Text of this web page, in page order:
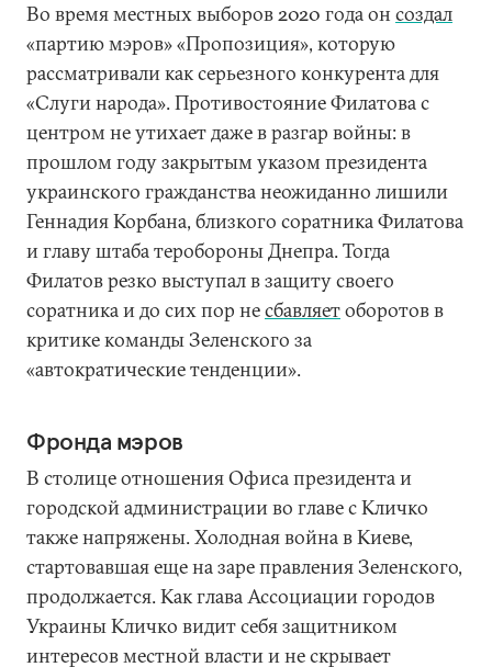
Во время местных выборов 2020 года он создал
«партию мэров» «Пропозиция», которую
рассматривали как серьезного конкурента для
«Слуги народа». Противостояние Филатова с
центром не утихает даже в разгар войны: в
прошлом году закрытым указом президента
украинского гражданства неожиданно лишили
Геннадия Корбана, близкого соратника Филатова
и главу штаба теробороны Днепра. Тогда
Филатов резко выступал в защиту своего
соратника и до сих пор несбавляетоборотов в
критике команды Зеленского за
«автократические тенденции».
Фронда мэров
В столице отношения Офиса президента и
городской администрации во главе с Кличко
также напряжены. Холодная война в Киеве,
стартовавшая еще на заре правления Зеленского,
продолжается. Как глава Ассоциации городов
Украины Кличко видит себя защитником
интересов местной власти и не скрывает